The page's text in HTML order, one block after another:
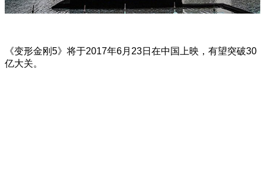
《变形金刚5》将于2017年6月23日在中国上映，有望突破30
亿大关。